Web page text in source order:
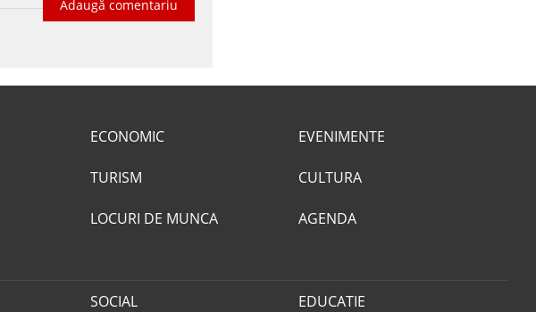
Adaugă comentariu
ECONOMIC
TURISM
LOCURI DE MUNCA
EVENIMENTE
CULTURA
AGENDA
SOCIAL EDUCATIE